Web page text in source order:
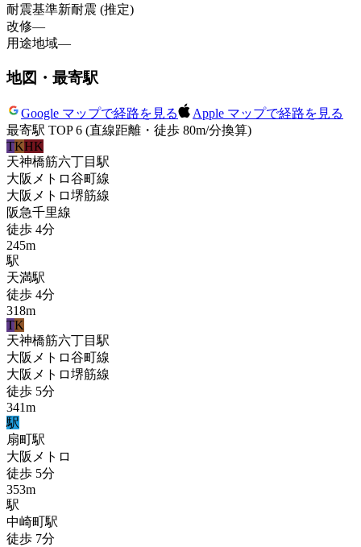
耐震基準新耐震 (推定)
改修—
用途地域—
地図・最寄駅
Google マップで経路を見る
Apple マップで経路を見る
最寄駅 TOP 6 (直線距離・徒歩 80m/分換算)
TKHK
天神橋筋六丁目 駅
大阪メトロ谷町線
大阪メトロ堺筋線
阪急千里線
徒歩 4分
245m
駅
天満駅
徒歩 4分
318m
TK
天神橋筋六丁目 駅
大阪メトロ谷町線
大阪メトロ堺筋線
徒歩 5分
341m
駅
扇町駅
大阪メトロ
徒歩 5分
353m
駅
中崎町駅
徒歩 7分